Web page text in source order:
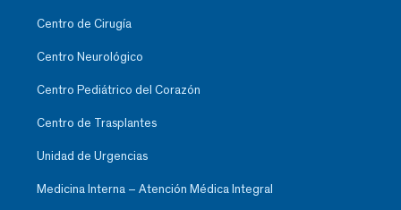
Centro de Cirugía
Centro Neurológico
Centro Pediátrico del Corazón
Centro de Trasplantes
Unidad de Urgencias
Medicina Interna – Atención Médica Integral